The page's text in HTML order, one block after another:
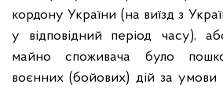
кордону України (на виїзд з
у відповідний період часу),
майно споживача було
воєнних (бойових) дій за